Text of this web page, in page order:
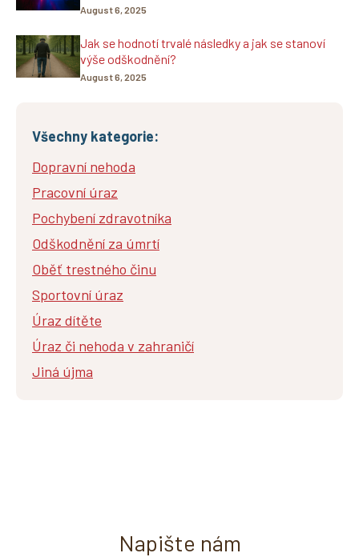
August 6, 2025
Jak se hodnotí trvalé následky a jak se stanoví
výše odškodnění?
August 6, 2025
Všechny kategorie:
Dopravní nehoda
Pracovní úraz
Pochybení zdravotníka
Odškodnění za úmrtí
Oběť trestného činu
Sportovní úraz
Úraz dítěte
Úraz či nehoda v zahraničí
Jiná újma
Napište nám